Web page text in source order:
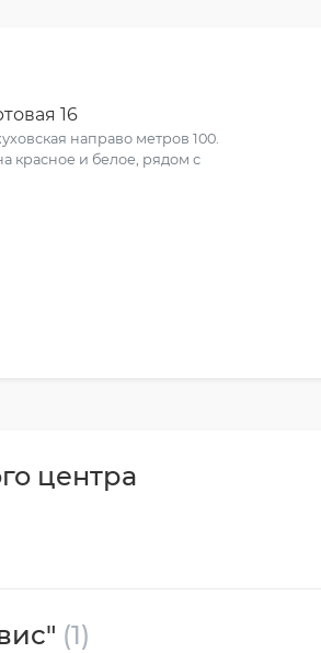
16
направо метров 100.
красное и белое, рядом с
центра
(1)